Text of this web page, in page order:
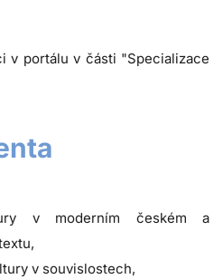
v portálu v části "Specializace
v moderním českém a
v souvislostech,